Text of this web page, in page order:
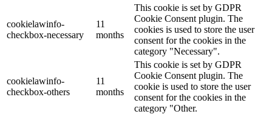
cookielawinfo-
checkbox-necessary
11
months
This cookie is set by GDPR
Cookie Consent plugin. The
cookies is used to store the user
consent for the cookies in the
category "Necessary".
cookielawinfo-
checkbox-others
11
months
This cookie is set by GDPR
Cookie Consent plugin. The
cookie is used to store the user
consent for the cookies in the
category "Other.